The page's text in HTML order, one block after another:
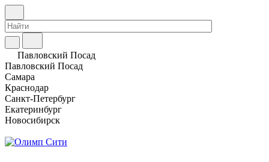
Павловский Посад
Павловский Посад
Самара
Краснодар
Санкт-Петербург
Екатеринбург
Новосибирск